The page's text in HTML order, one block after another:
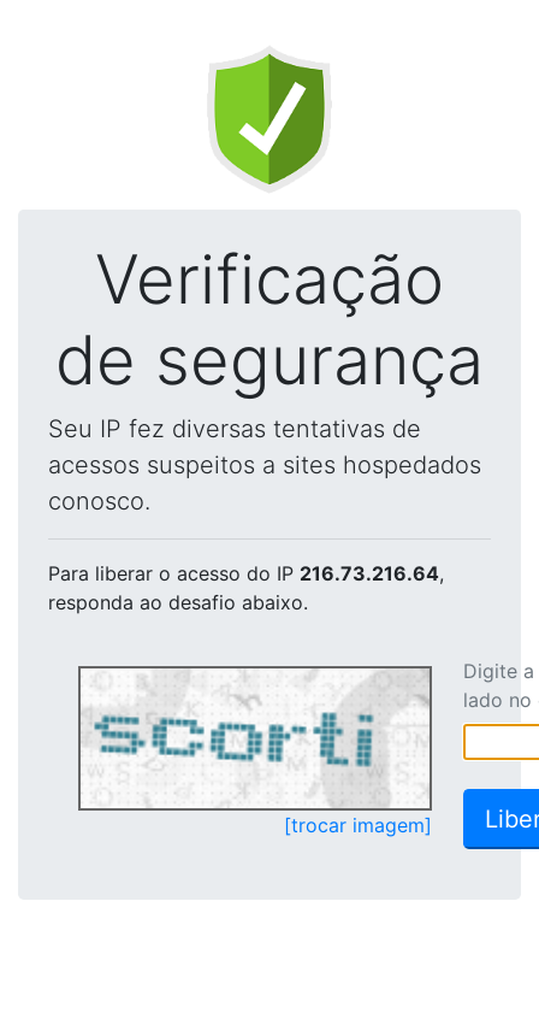
Verificação
de segurança
Seu IP fez diversas tentativas de
acessos suspeitos a sites hospedados
conosco.
Para liberar o acesso do IP 216.73.216.64,
responda ao desafio abaixo.
[trocar imagem]
Digite
lado no